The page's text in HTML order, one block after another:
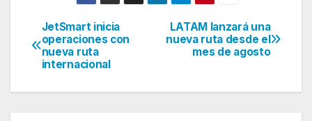
Navegación
de
entradas
LATAM lanzará una
nueva ruta desde el
mes de agosto
JetSmart inicia
operaciones con
nueva ruta
internacional